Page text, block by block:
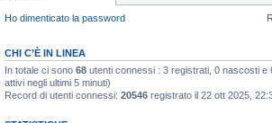
Ho dimenticato la password
CHI C’È IN LINEA
In totale ci sono 68 utenti connessi : 3 registrati, 0 nascosti e
attivi negli ultimi 5 minuti)
Record di utenti connessi: 20546 registrato il 22 ott 2025,